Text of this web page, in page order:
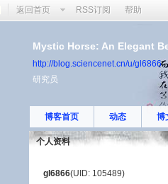
返回首页 RSS订阅 帮助
Mystic Horse: An Elegant
http://blog.sciencenet.cn/u/gl6866
研究员
博客首页 动态 博
个人资料
gl6866(UID: 105489)